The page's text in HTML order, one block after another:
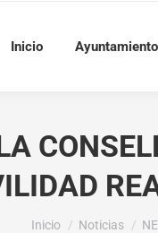
Inicio Ayuntamiento
Estás aquí:
Inicio Noticias